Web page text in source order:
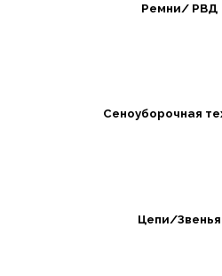
Ремни/ РВД
Сеноуборочная
Цепи/Звенья